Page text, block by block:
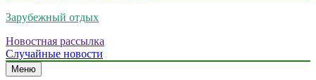
Зарубежный отдых
Новостная рассылка
Случайные новости
Меню